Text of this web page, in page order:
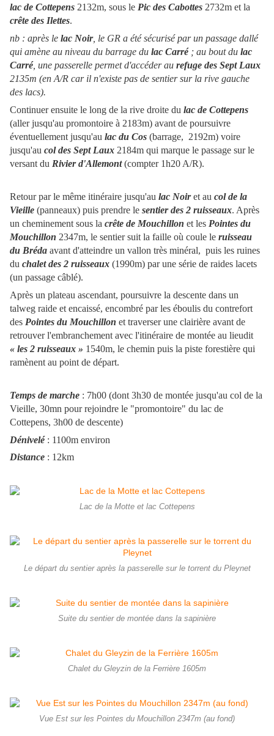
lac de Cottepens 2132m, sous le Pic des Cabottes 2732m et la
crête des Ilettes.
nb : après le lac Noir, le GR a été sécurisé par un passage dallé
qui amène au niveau du barrage du lac Carré ; au bout du lac
Carré, une passerelle permet d'accéder au refuge des Sept Laux
2135m (en A/R car il n'existe pas de sentier sur la rive gauche
des lacs).
Continuer ensuite le long de la rive droite du lac de Cottepens
(aller jusqu'au promontoire à 2183m) avant de poursuivre
éventuellement jusqu'au lac du Cos (barrage, 2192m) voire
jusqu'au col des Sept Laux 2184m qui marque le passage sur le
versant du Rivier d'Allemont(compter 1h20 A/R).
Retour par le même itinéraire jusqu'au lac Noiret au col de la
Vieille (panneaux) puis prendre le sentier des 2 ruisseaux. Après
un cheminement sous la crête de Mouchillon et les Pointes du
Mouchillon 2347m, le sentier suit la faille où coule le ruisseau
du Bréda avant d'atteindre un vallon très minéral, puis les ruines
du chalet des 2 ruisseaux (1990m) par une série de raides lacets
(un passage câblé).
Après un plateau ascendant, poursuivre la descente dans un
talweg raide et encaissé, encombré par les éboulis du contrefort
des Pointes du Mouchillon et traverser une clairière avant de
retrouver l'embranchement avec l'itinéraire de montée au lieudit
« les 2 ruisseaux » 1540m, le chemin puis la piste forestière qui
ramènent au point de départ.
Temps de marche : 7h00 (dont 3h30 de montée jusqu'au col de la
Vieille, 30mn pour rejoindre le "promontoire" du lac de
Cottepens, 3h00 de descente)
Dénivelé : 1100m environ
Distance : 12km
Lac de la Motte et lac Cottepens
Le départ du sentier après la passerelle sur le torrent du Pleynet
Suite du sentier de montée dans la sapinière
Chalet du Gleyzin de la Ferrière 1605m
Vue Est sur les Pointes du Mouchillon 2347m (au fond)